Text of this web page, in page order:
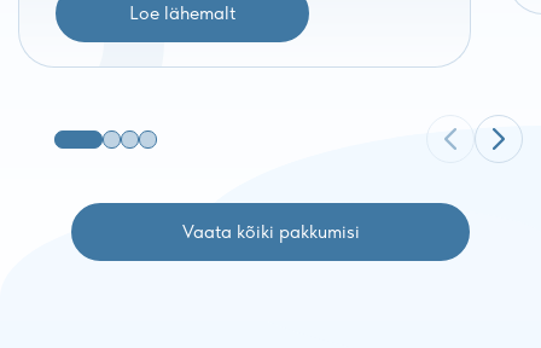
Loe lähemalt
Vaata kõiki pakkumisi